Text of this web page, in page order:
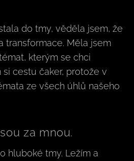
do tmy, věděla jsem, že
transformace. Měla jsem
kterým se chci
cestu čaker, protože v
ze všech úhlů našeho
za mnou.
hluboké tmy. Ležím a